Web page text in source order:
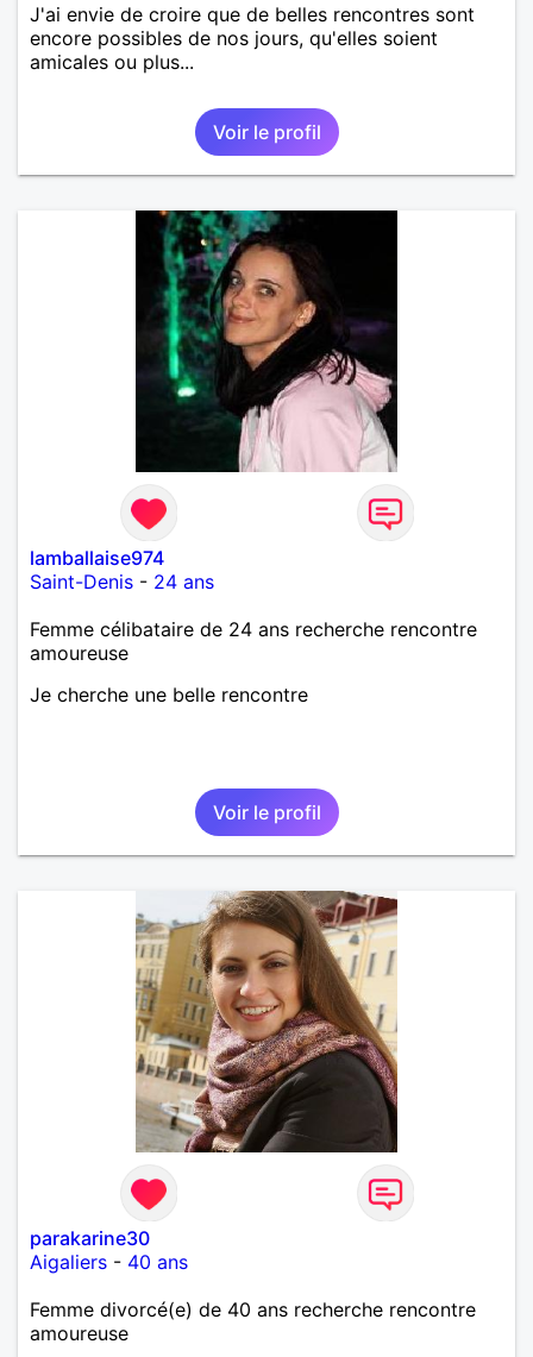
J'ai envie de croire que de belles rencontres sont
encore possibles de nos jours, qu'elles soient
amicales ou plus...
Voir le profil
lamballaise974
Saint-Denis - 24 ans
Femme célibataire de 24 ans recherche rencontre
amoureuse
Je cherche une belle rencontre
Voir le profil
parakarine30
Aigaliers - 40 ans
Femme divorcé(e) de 40 ans recherche rencontre
amoureuse